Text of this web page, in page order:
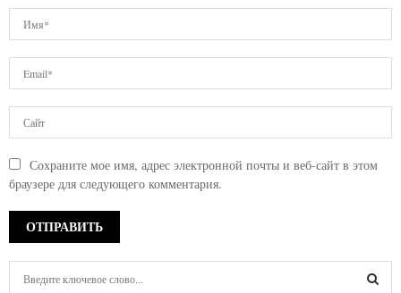
Сохраните мое имя, адрес электронной почты и веб-сайт в этом
браузере для следующего комментария.